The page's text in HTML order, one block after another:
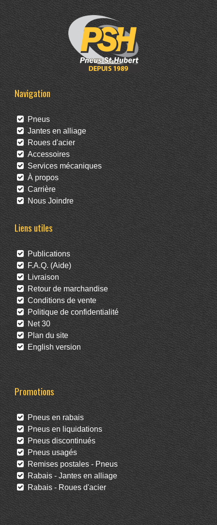
Navigation
Pneus
Jantes en alliage
Roues d'acier
Accessoires
Services mécaniques
À propos
Carrière
Nous Joindre
Liens utiles
Publications
F.A.Q. (Aide)
Livraison
Retour de marchandise
Conditions de vente
Politique de confidentialité
Net 30
Plan du site
English version
Promotions
Pneus en rabais
Pneus en liquidations
Pneus discontinués
Pneus usagés
Remises postales - Pneus
Rabais - Jantes en alliage
Rabais - Roues d'acier